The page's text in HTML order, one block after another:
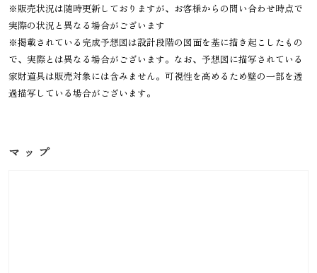
※販売状況は随時更新しておりますが、お客様からの問い合わせ時点で
実際の状況と異なる場合がございます
※掲載されている完成予想図は設計段階の図面を基に描き起こしたもの
で、実際とは異なる場合がございます。なお、予想図に描写されている
家財道具は販売対象には含みません。可視性を高めるため壁の一部を透
過描写している場合がございます。
マップ